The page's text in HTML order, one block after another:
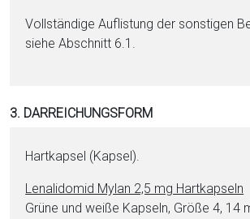
Vollständige Auflistung der sonstigen
siehe Abschnitt 6.1.
3. DARREICHUNGSFORM
Hartkapsel (Kapsel).
Le­na­li­do­mid Mylan 2,5 mg Hartkapseln
Grüne und wei­ße Kapseln, Größe 4, 14